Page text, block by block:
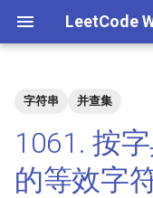
LeetCode
在
始
化
解法
4. 二维数组中的查找
2. 二进制加法
1.2. 判定是否互为字
字符串 并查集
1061. 按
的等效字